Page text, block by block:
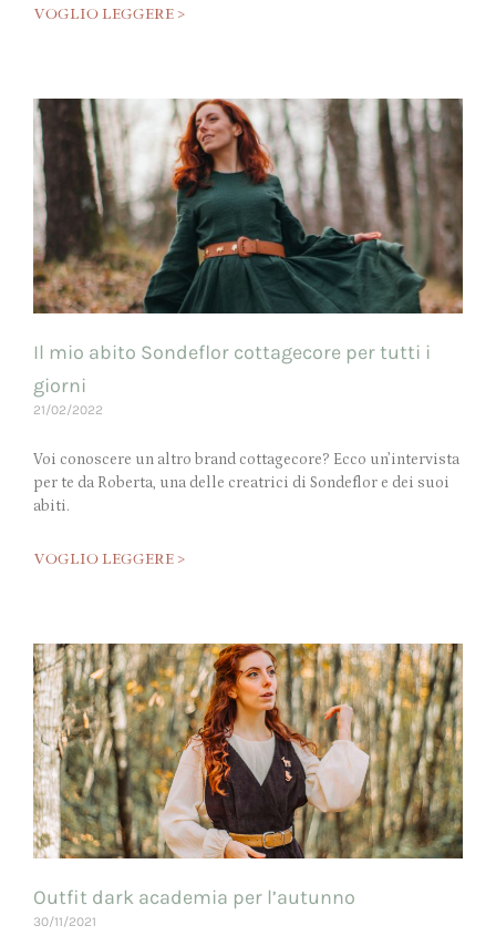
VOGLIO LEGGERE >
Il mio abito Sondeflor cottagecore per tutti i
giorni
21/02/2022
Voi conoscere un altro brand cottagecore? Ecco un’intervista
per te da Roberta, una delle creatrici di Sondeflor e dei suoi
abiti.
VOGLIO LEGGERE >
Outfit dark academia per l’autunno
30/11/2021